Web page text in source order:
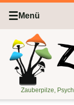
☰ Menü
Zauberpilze,